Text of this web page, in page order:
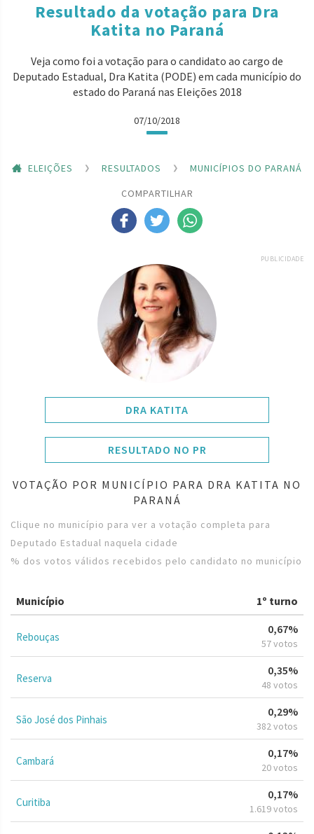
Resultado da votação para Dra
Katita no Paraná
Veja como foi a votação para o candidato ao cargo de
Deputado Estadual, Dra Katita (PODE) em cada município do
estado do Paraná nas Eleições 2018
07/10/2018
ELEIÇÕES RESULTADOS
MUNICÍPIOS DO PARANÁ
COMPARTILHAR
PUBLICIDADE
DRA KATITA
RESULTADO NO PR
VOTAÇÃO POR MUNICÍPIO PARA DRA KATITA NO
PARANÁ
Clique no município para ver a votação completa para
Deputado Estadual naquela cidade
% dos votos válidos recebidos pelo candidato no município
Município 1º turno
Rebouças
0,67%
57 votos
Reserva
0,35%
48 votos
São José dos Pinhais
0,29%
382 votos
Cambará
0,17%
20 votos
Curitiba
0,17%
1.619 votos